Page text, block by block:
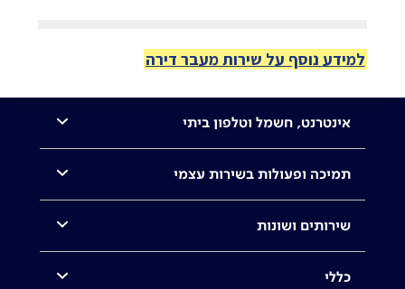
מעוניינים לחסוך זמן
תשומת לב לילדים
לחצו וגלו
מעבר דירה של בזק
התקשורת שלכם אל הבית
החדש!
למידע נוסף על שירות מעבר דירה
אינטרנט, חשמל וטלפון ביתי
תמיכה ופעולות בשירות עצמי
שירותים ושונות
כללי